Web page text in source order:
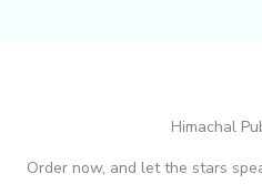
Himachal
Order now, and let the stars